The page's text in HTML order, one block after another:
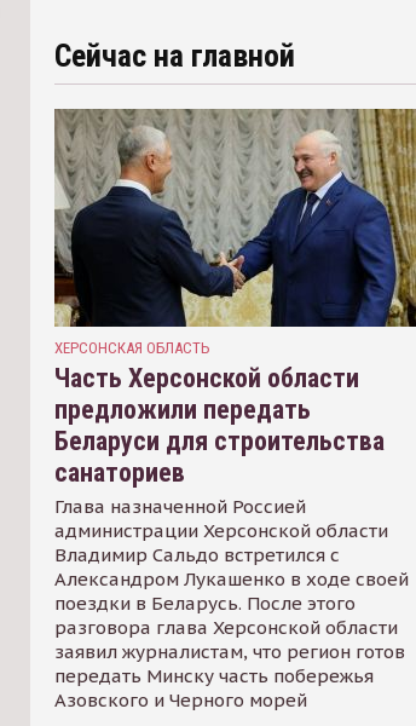
Сейчас на главной
ХЕРСОНСКАЯ ОБЛАСТЬ
Часть Херсонской области
предложили передать
Беларуси для строительства
санаториев
Глава назначенной Россией
администрации Херсонской области
Владимир Сальдо встретился с
Александром Лукашенко в ходе своей
поездки в Беларусь. После этого
разговора глава Херсонской области
заявил журналистам, что регион готов
передать Минску часть побережья
Азовского и Черного морей